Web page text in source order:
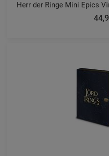
Herr der Ringe Mini Epics